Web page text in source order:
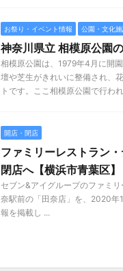
お祭り・イベント情報 公園・文化施
神奈川県立 相模原公園
相模原公園は、1979年4月に開
壇や芝生がきれいに整備され、
トです。ここ相模原公園で行わ
開店・閉店
ファミリーレストラン
閉店へ【横浜市青葉区】
セブン&アイグループのファミ
奈駅前の「田奈店」を、2020年
報を掲載し ...